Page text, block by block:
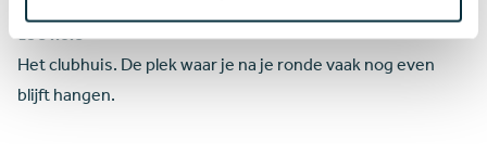
19e hole
Het clubhuis. De plek waar je na je ronde vaak nog even
blijft hangen.